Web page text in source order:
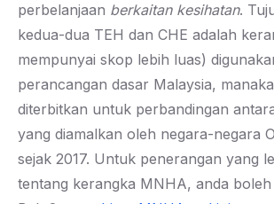
perbelanjaan berkaitan kesihatan.
kedua-dua TEH dan CHE adalah
mempunyai skop lebih luas)
perancangan dasar Malaysia,
diterbitkan untuk perbandingan
yang diamalkan oleh negara-negara
sejak 2017. Untuk penerangan yang
tentang kerangka MNHA, anda